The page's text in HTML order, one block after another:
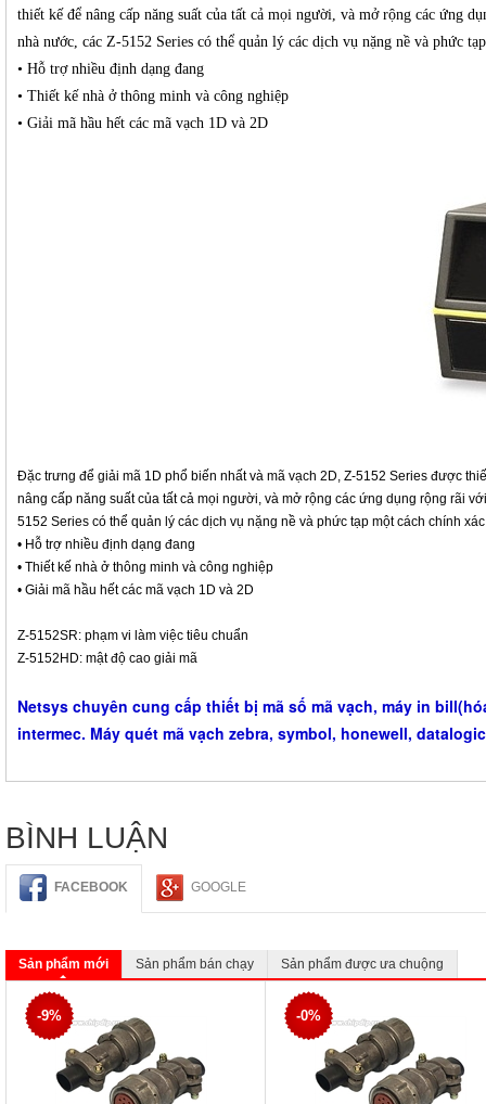
thiết kế để nâng cấp năng suất của tất cả mọi người, và mở rộng các ứng
nhà nước, các Z-5152 Series có thể quản lý các dịch vụ nặng nề và phức tạp
• Hỗ trợ nhiều định dạng đang
• Thiết kế nhà ở thông minh và công nghiệp
• Giải mã hầu hết các mã vạch 1D và 2D
Đặc trưng để giải mã 1D phổ biến nhất và mã vạch 2D, Z-5152 Series được
nâng cấp năng suất của tất cả mọi người, và mở rộng các ứng dụng rộng rãi với
5152 Series có thể quản lý các dịch vụ nặng nề và phức tạp một cách chính xác
• Hỗ trợ nhiều định dạng đang
• Thiết kế nhà ở thông minh và công nghiệp
• Giải mã hầu hết các mã vạch 1D và 2D
Z-5152SR: phạm vi làm việc tiêu chuẩn
Z-5152HD: mật độ cao giải mã
Netsys chuyên cung cấp thiết bị mã số mã vạch, máy in
intermec. Máy quét mã vạch zebra, symbol, honewell,
BÌNH LUẬN
FACEBOOK GOOGLE
Sản phẩm mới Sản phẩm bán chạy Sản phẩm được ưa chuộng
-9% -0%